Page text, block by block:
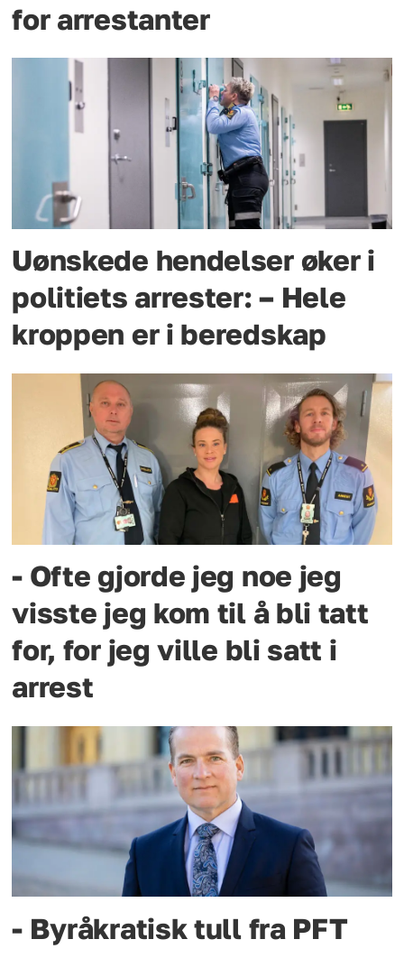
for arrestanter
Uønskede hendelser øker i
politiets arrester: – Hele
kroppen er i beredskap
- Ofte gjorde jeg noe jeg
visste jeg kom til å bli tatt
for, for jeg ville bli satt i
arrest
- Byråkratisk tull fra PFT